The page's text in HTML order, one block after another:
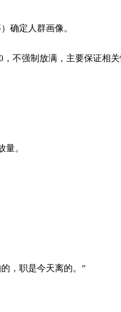
确定人群画像。
不强制放满，主要保证相关
。
，职是今天离的。”